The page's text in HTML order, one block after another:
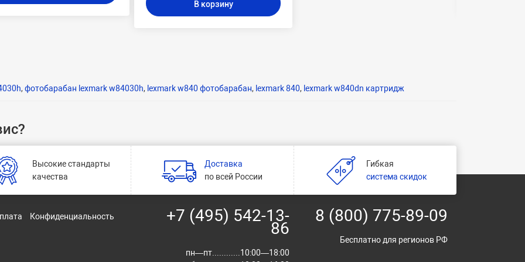
В корзину
, фотобарабан lexmark w84030h, lexmark w840 фотобарабан, lexmark 840, lexmark w840dn картридж
Высокие стандарты
качества
Доставка
по всей России
Гибкая
система скидок
Конфиденциальность +7 (495) 542-13-
86
пн—пт............10:00—18:00
8 (800) 775-89-09
Бесплатно для регионов РФ